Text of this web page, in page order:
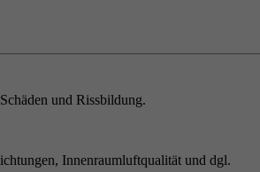
und Rissbildung.
Innenraumluftqualität und dgl.